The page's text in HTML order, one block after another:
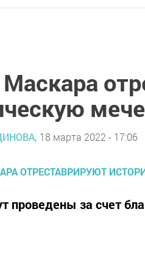
18 марта 2022 - 17:06
проведены за счет